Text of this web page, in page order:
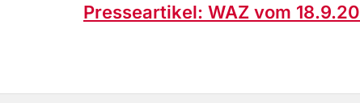
Presseartikel: WAZ vom